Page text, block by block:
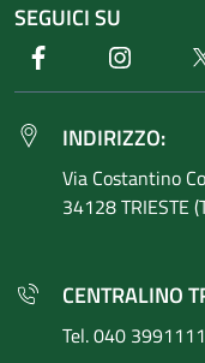
SEGUICI SU
Facebook
INDIRIZZO:
Via Costantino
34128 TRIESTE
CENTRALINO
Tel. 040 3991111